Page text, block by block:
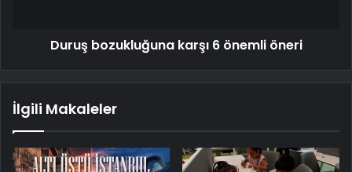
Duruş bozukluğuna karşı 6 önemli öneri
İlgili Makaleler